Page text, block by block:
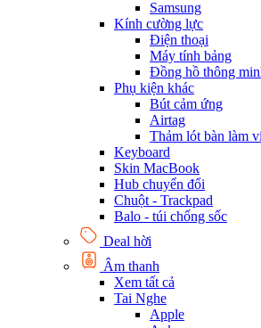
Samsung
Kính cường lực
Điện thoại
Máy tính bảng
Đồng hồ thông
Phụ kiện khác
Bút cảm ứng
Airtag
Thảm lót bàn làm
Keyboard
Skin MacBook
Hub chuyển đổi
Chuột - Trackpad
Balo - túi chống sốc
Deal hời
Âm thanh
Xem tất cả
Tai Nghe
Apple